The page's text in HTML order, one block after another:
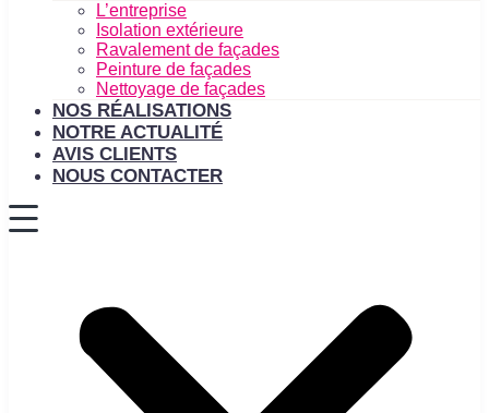
L’entreprise
Isolation extérieure
Ravalement de façades
Peinture de façades
Nettoyage de façades
NOS RÉALISATIONS
NOTRE ACTUALITÉ
AVIS CLIENTS
NOUS CONTACTER